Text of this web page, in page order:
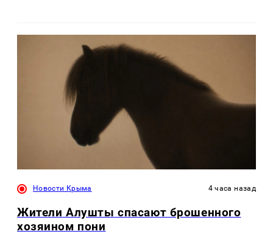
Новости Крыма 4 часа назад
Жители Алушты спасают брошенного
хозяином пони